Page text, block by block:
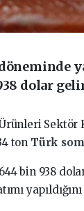
dolar
Sektör
ton Türk
bin 938